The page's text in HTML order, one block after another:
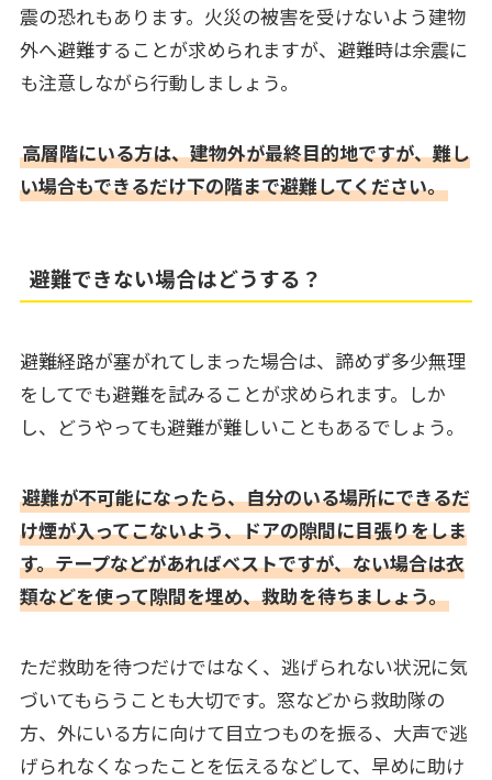
震の恐れもあります。火災の被害を受けないよう建物
外へ避難することが求められますが、避難時は余震に
も注意しながら行動しましょう。
高層階にいる方は、建物外が最終目的地ですが、難し
い場合もできるだけ下の階まで避難してください。
避難できない場合はどうする？
避難経路が塞がれてしまった場合は、諦めず多少無理
をしてでも避難を試みることが求められます。しか
し、どうやっても避難が難しいこともあるでしょう。
避難が不可能になったら、自分のいる場所にできるだ
け煙が入ってこないよう、ドアの隙間に目張りをしま
す。テープなどがあればベストですが、ない場合は衣
類などを使って隙間を埋め、救助を待ちましょう。
ただ救助を待つだけではなく、逃げられない状況に気
づいてもらうことも大切です。窓などから救助隊の
方、外にいる方に向けて目立つものを振る、大声で逃
げられなくなったことを伝えるなどして、早めに助け